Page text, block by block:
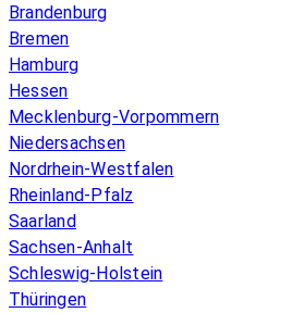
Brandenburg
Bremen
Hamburg
Hessen
Mecklenburg-Vorpommern
Niedersachsen
Nordrhein-Westfalen
Rheinland-Pfalz
Saarland
Sachsen-Anhalt
Schleswig-Holstein
Thüringen